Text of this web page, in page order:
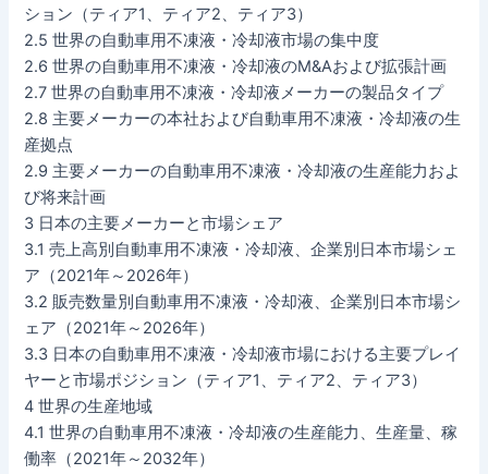
ション（ティア1、ティア2、ティア3）
2.5 世界の自動車用不凍液・冷却液市場の集中度
2.6 世界の自動車用不凍液・冷却液のM&Aおよび拡張計画
2.7 世界の自動車用不凍液・冷却液メーカーの製品タイプ
2.8 主要メーカーの本社および自動車用不凍液・冷却液の生
産拠点
2.9 主要メーカーの自動車用不凍液・冷却液の生産能力およ
び将来計画
3 日本の主要メーカーと市場シェア
3.1 売上高別自動車用不凍液・冷却液、企業別日本市場シェ
ア（2021年～2026年）
3.2 販売数量別自動車用不凍液・冷却液、企業別日本市場シ
ェア（2021年～2026年）
3.3 日本の自動車用不凍液・冷却液市場における主要プレイ
ヤーと市場ポジション（ティア1、ティア2、ティア3）
4 世界の生産地域
4.1 世界の自動車用不凍液・冷却液の生産能力、生産量、稼
働率（2021年～2032年）